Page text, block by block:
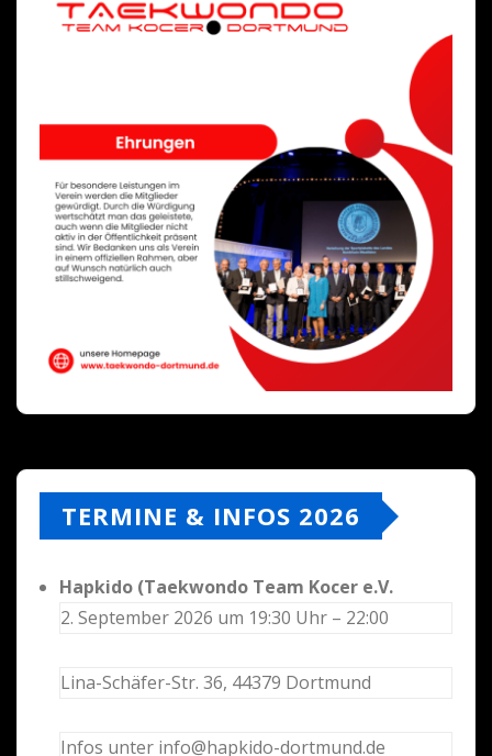
TERMINE & INFOS 2026
Hapkido (Taekwondo Team Kocer e.V.
2. September 2026 um 19:30 Uhr – 22:00
Lina-Schäfer-Str. 36, 44379 Dortmund
Infos unter info@hapkido-dortmund.de